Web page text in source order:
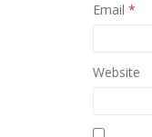
Email *
Website